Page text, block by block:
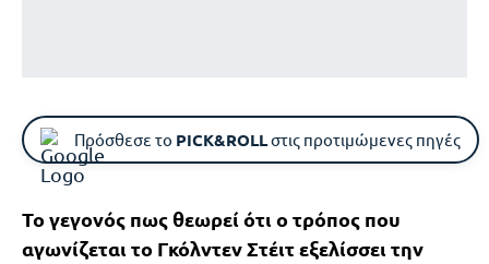
Πρόσθεσε το PICK&ROLLστις προτιμώμενες πηγές
Το γεγονός πως θεωρεί ότι ο τρόπος που
αγωνίζεται το Γκόλντεν Στέιτ εξελίσσει την